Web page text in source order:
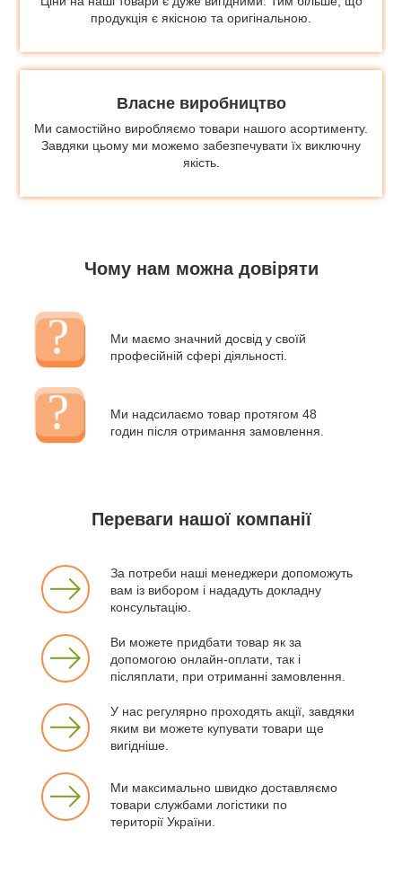
продукція є якісною та оригінальною.
Власне виробництво
Ми самостійно виробляємо товари нашого асортименту.
Завдяки цьому ми можемо забезпечувати їх виключну
якість.
Чому нам можна довіряти
Ми маємо значний досвід у своїй
професійній сфері діяльності.
Ми надсилаємо товар протягом 48
годин після отримання замовлення.
Переваги нашої компанії
За потреби наші менеджери допоможуть
вам із вибором і нададуть докладну
консультацію.
Ви можете придбати товар як за
допомогою онлайн-оплати, так і
післяплати, при отриманні замовлення.
У нас регулярно проходять акції, завдяки
яким ви можете купувати товари ще
вигідніше.
Ми максимально швидко доставляємо
товари службами логістики по
території України.